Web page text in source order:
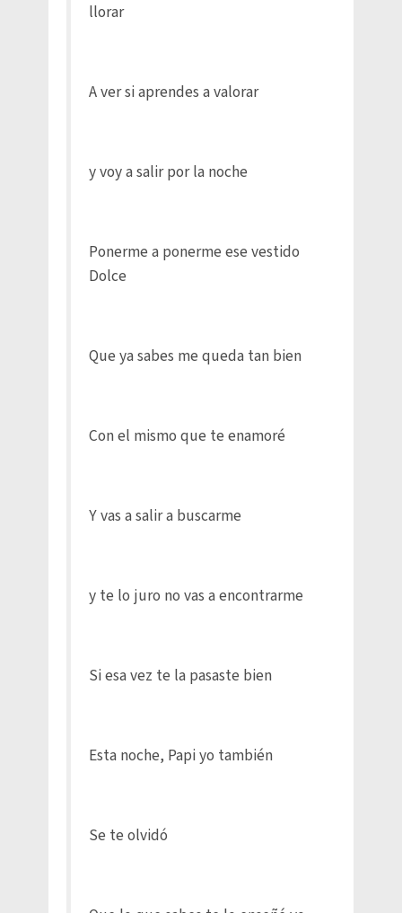
llorar
A ver si aprendes a valorar
y voy a salir por la noche
Ponerme a ponerme ese vestido
Dolce
Que ya sabes me queda tan bien
Con el mismo que te enamoré
Y vas a salir a buscarme
y te lo juro no vas a encontrarme
Si esa vez te la pasaste bien
Esta noche, Papi yo también
Se te olvidó